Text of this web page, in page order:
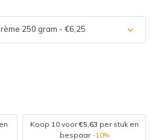
250 gram - €6,25
Koop 10 voor€5,63 per stuk en
bespaar -10%